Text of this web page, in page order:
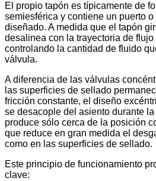
El propio tapón es típicamente de
semiesférica y contiene un puerto
diseñado. A medida que el tapón
desalinea con la trayectoria de flujo
controlando la cantidad de fluido
válvula.
A diferencia de las válvulas
las superficies de sellado
fricción constante, el diseño
se desacople del asiento durante
produce sólo cerca de la posición
que reduce en gran medida el
como en las superficies de sellado.
Este principio de funcionamiento
clave: